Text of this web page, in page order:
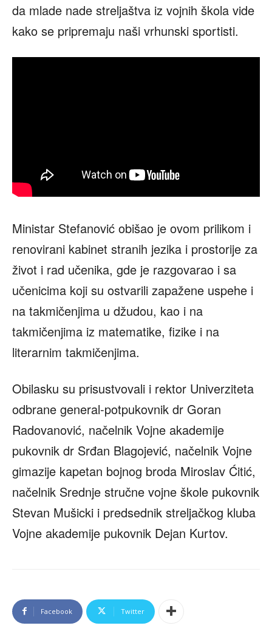
da mlade nade streljaštva iz vojnih škola vide
kako se pripremaju naši vrhunski sportisti.
Ministar Stefanović obišao je ovom prilikom i
renovirani kabinet stranih jezika i prostorije za
život i rad učenika, gde je razgovarao i sa
učenicima koji su ostvarili zapažene uspehe i
na takmičenjima u džudou, kao i na
takmičenjima iz matematike, fizike i na
literarnim takmičenjima.
Obilasku su prisustvovali i rektor Univerziteta
odbrane general-potpukovnik dr Goran
Radovanović, načelnik Vojne akademije
pukovnik dr Srđan Blagojević, načelnik Vojne
gimazije kapetan bojnog broda Miroslav Ćitić,
načelnik Srednje stručne vojne škole pukovnik
Stevan Mušicki i predsednik streljačkog kluba
Vojne akademije pukovnik Dejan Kurtov.
Facebook Twitter